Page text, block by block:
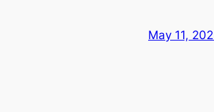
May 11,